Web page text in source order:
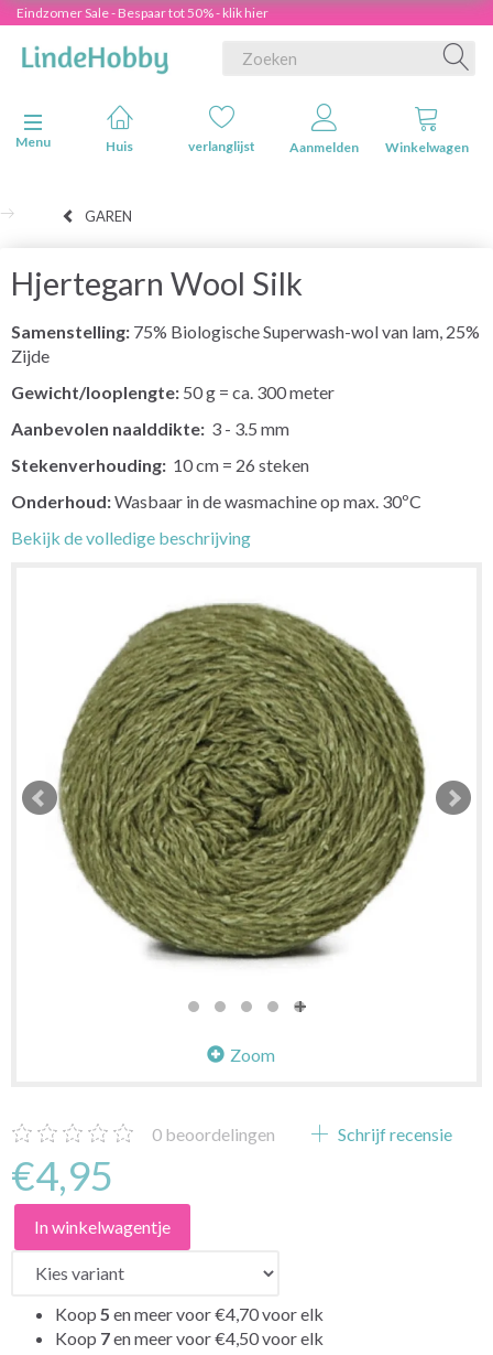
Eindzomer Sale - Bespaar tot 50% - klik hier
Navigatie in-/uitschakelen
Menu
Huis verlanglijst Aanmelden Winkelwagen
GAREN
Hjertegarn Wool Silk
Samenstelling: 75% Biologische Superwash-wol van lam, 25%
Zijde
Gewicht/looplengte: 50 g = ca. 300 meter
Aanbevolen naalddikte: 3 - 3.5 mm
Stekenverhouding: 10 cm = 26 steken
Onderhoud:Wasbaar in de wasmachine op max. 30ºC
Bekijk de volledige beschrijving
Zoom
0 beoordelingen Schrijf recensie
€4,95
In winkelwagentje
Koop 5 en meer voor€4,70voor elk
Koop 7en meer voor€4,50voor elk